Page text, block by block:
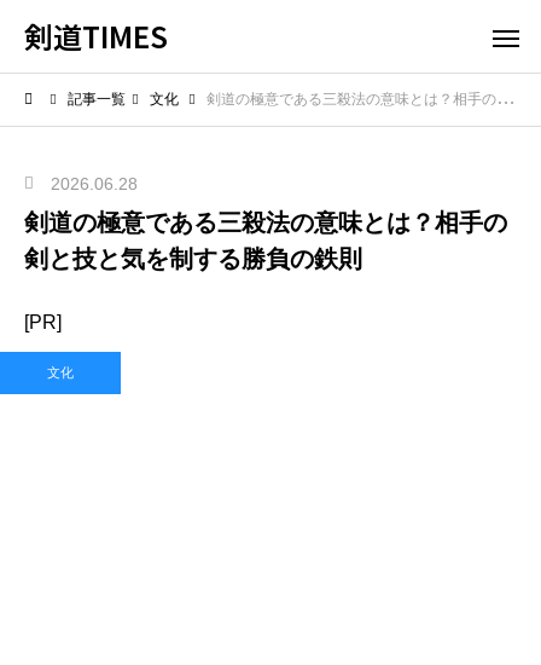
剣道TIMES
記事一覧 文化 剣道の極意である三殺法の意味とは？相手の剣と技と気を制する勝負の鉄則
2026.06.28
剣道の極意である三殺法の意味とは？相手の
剣と技と気を制する勝負の鉄則
[PR]
文化